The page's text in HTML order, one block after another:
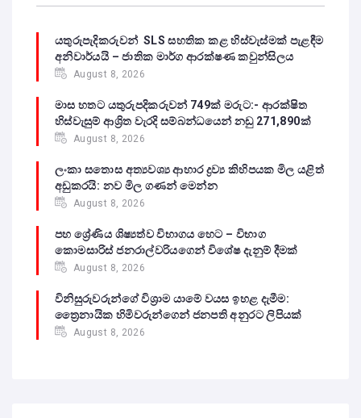
යතුරුපැදිකරුවන් SLS සහතික කළ හිස්වැස්මක් පැළඳීම
අනිවාර්යයි – ජාතික මාර්ග ආරක්ෂණ කවුන්සිලය
August 8, 2026
මාස හතට යතුරුපදිකරුවන් 749ක් මරුට:- ආරක්ෂිත
හිස්වැසුම් ආශ්‍රිත වැරදි සම්බන්ධයෙන් නඩු 271,890ක්
August 8, 2026
ලංකා සතොස අත්‍යවශ්‍ය ආහාර ද්‍රව්‍ය කිහිපයක මිල යළිත්
අඩුකරයි: නව මිල ගණන් මෙන්න
August 8, 2026
පහ ශ්‍රේණිය ශිෂ්‍යත්ව විභාගය හෙට – විභාග
කොමසාරිස් ජනරාල්වරියගෙන් විශේෂ දැනුම් දීමක්
August 8, 2026
විනිසුරුවරුන්ගේ විශ්‍රාම යාමේ වයස ඉහළ දැමීම:
ත්‍රෛනායික හිමිවරුන්ගෙන් ජනපති අනුරට ලිපියක්
August 8, 2026